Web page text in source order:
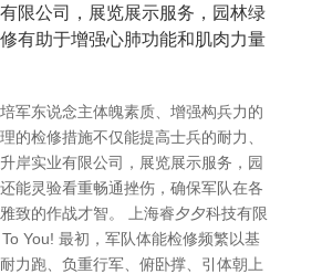
限公司，展览展示服务，园林绿
有助于增强心肺功能和肌肉力量
军东说念主体魄素质、增强构兵力的
的检修措施不仅能提高士兵的耐力、
岸实业有限公司，展览展示服务，园
能灵验看重畅通挫伤，确保军队在各
致的作战才智。 上海睿夕夕科技有限
You! 最初，军队体能检修频繁以基
力跑、负重行军、俯卧撑、引体朝上